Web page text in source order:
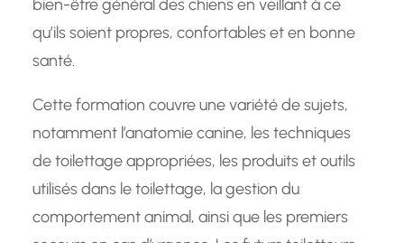
bien-être général des chiens en veillant à ce
qu’ils soient propres, confortables et en bonne
santé.
Cette formation couvre une variété de sujets,
notamment l’anatomie canine, les techniques
de toilettage appropriées, les produits et outils
utilisés dans le toilettage, la gestion du
comportement animal, ainsi que les premiers